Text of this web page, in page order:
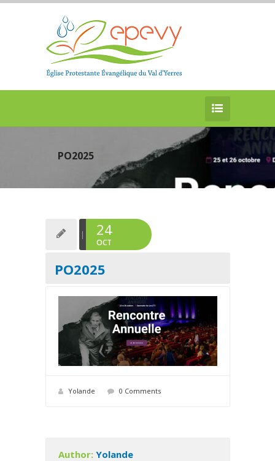
PO2025
24
OCT
PO2025
Yolande 0 Comments
Author: Yolande